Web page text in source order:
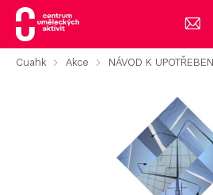
Cuahk Akce NÁVOD K UPOTŘEBENÍ